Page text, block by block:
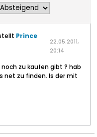
Prince
22.05.2011,
20:14
zu kaufen gibt ? hab
net zu finden. Is der mit